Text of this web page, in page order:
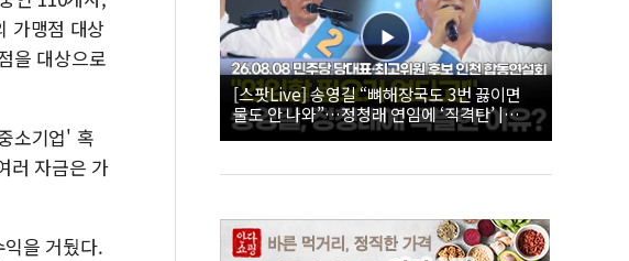
가맹점 대상
을 대상으로
소기업' 혹
러 자금은 가
을 거뒀다.
[스팟Live] 송영길 “뼈해장국도 3번 끓이면
물도 안 나와”…정청래 연임에 ‘직격탄’ |
26.08.08 더불어민주당 당대표·최고위원 후